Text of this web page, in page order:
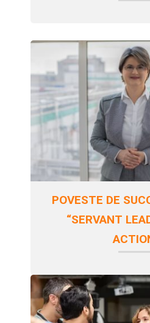
POVESTE DE
“SERVANT